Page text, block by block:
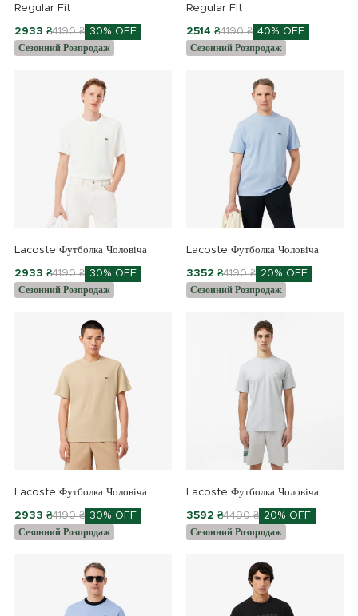
Regular Fit
2933 ₴4190 ₴ 30% OFF
Сезонний Розпродаж
Regular Fit
2514 ₴4190 ₴ 40% OFF
Сезонний Розпродаж
Lacoste Футболка Чоловіча
2933 ₴4190 ₴ 30% OFF
Сезонний Розпродаж
Lacoste Футболка Чоловіча
3352 ₴4190 ₴ 20% OFF
Сезонний Розпродаж
Lacoste Футболка Чоловіча
2933 ₴4190 ₴ 30% OFF
Сезонний Розпродаж
Lacoste Футболка Чоловіча
3592 ₴4490 ₴ 20% OFF
Сезонний Розпродаж